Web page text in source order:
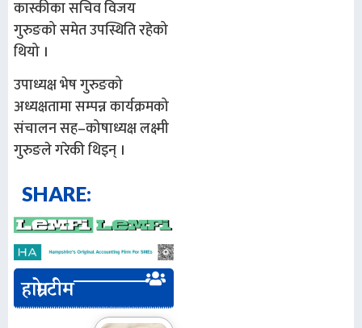
कास्कीका सचिव विजय
गुरुङको समेत उपस्थिति रहेको
थियो ।
उपाध्यक्ष भेष गुरुङको
अध्यक्षतामा सम्पन्न कार्यक्रमको
संचालन सह–कोषाध्यक्ष लक्ष्मी
गुरुङले गरेकी थिइन् ।
SHARE:
हाम्रो टीम